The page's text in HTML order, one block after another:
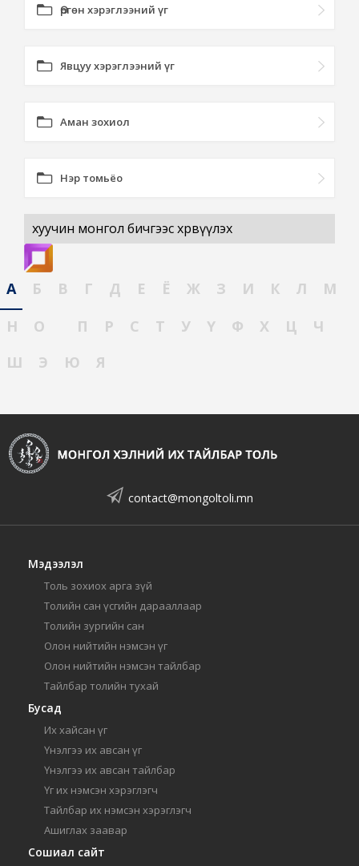
Өргөн хэрэглээний үг
Явцуу хэрэглээний үг
Аман зохиол
Нэр томьёо
хуучин монгол бичгээс хөрвүүлэх
А Б В Г Д Е Ё Ж З И К Л
М
Н
О П Р С Т У Ү Ф Х Ц
Ч
Ш
Э Ю Я
contact@mongoltoli.mn
Мэдээлэл
Толь зохиох арга зүй
Толийн сан үсгийн дарааллаар
Толийн зургийн сан
Олон нийтийн нэмсэн үг
Олон нийтийн нэмсэн тайлбар
Тайлбар толийн тухай
Бусад
Их хайсан үг
Үнэлгээ их авсан үг
Үнэлгээ их авсан тайлбар
Үг их нэмсэн хэрэглэгч
Тайлбар их нэмсэн хэрэглэгч
Ашиглах заавар
Сошиал сайт